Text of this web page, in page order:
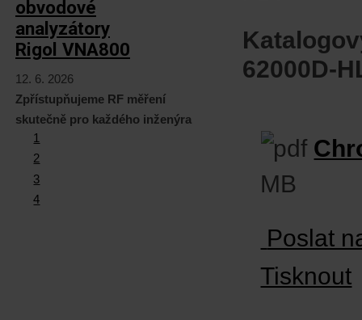
62000D-
MB
Poslat
Tisknout
obvodové
analyzátory
Rigol VNA800
12. 6. 2026
Zpřístupňujeme RF měření
skutečně pro každého inženýra
1
2
3
4